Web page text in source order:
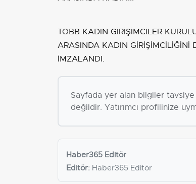
TOBB KADIN GİRİŞİMCİLER
ARASINDA KADIN GİRİŞİMCİLİĞİNİ
İMZALANDI.
Sayfada yer alan bilgiler tavsiye
değildir. Yatırımcı profilinize
Haber365 Editör
Editör: Haber365 Editör